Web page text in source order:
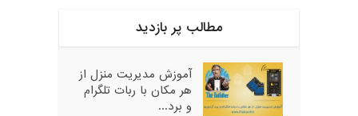
مطالب پر بازدید
آموزش مدیریت منزل از
هر مکان با ربات تلگرام
و برد...